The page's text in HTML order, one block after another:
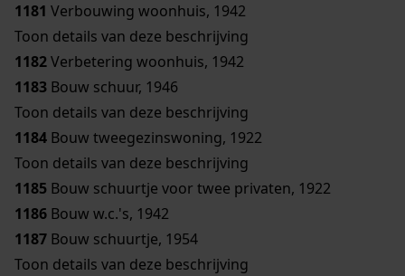
1181 Verbouwing woonhuis, 1942
Toon details van deze beschrijving
1182Verbetering woonhuis, 1942
1183 Bouw schuur, 1946
Toon details van deze beschrijving
1184 Bouw tweegezinswoning, 1922
Toon details van deze beschrijving
1185 Bouw schuurtje voor twee privaten, 1922
1186 Bouw w.c.'s, 1942
1187 Bouw schuurtje, 1954
Toon details van deze beschrijving